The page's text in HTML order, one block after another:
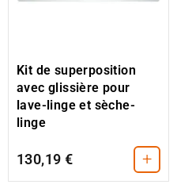
Kit de superposition
avec glissière pour
lave-linge et sèche-
linge
130,19 € +